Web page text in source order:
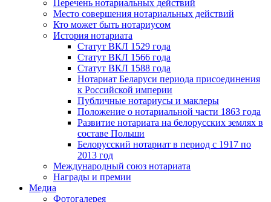
Перечень нотариальных действий
Место совершения нотариальных действий
Кто может быть нотариусом
История нотариата
Статут ВКЛ 1529 года
Статут ВКЛ 1566 года
Статут ВКЛ 1588 года
Нотариат Беларуси периода присоединения
к Российской империи
Публичные нотариусы и маклеры
Положение о нотариальной части 1863 года
Развитие нотариата на белорусских землях в
составе Польши
Белорусский нотариат в период с 1917 по
2013 год
Международный союз нотариата
Награды и премии
Медиа
Фотогалерея